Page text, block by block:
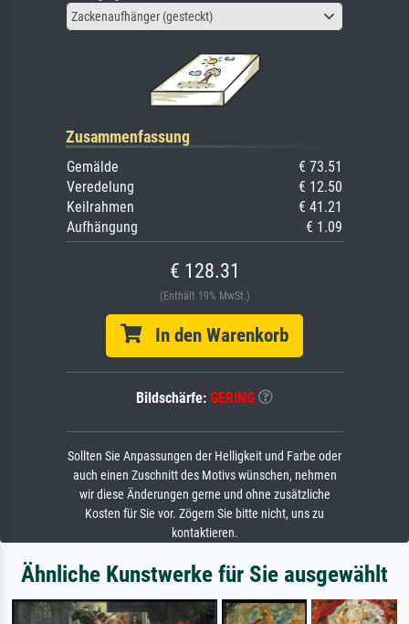
Zackenaufhänger (gesteckt)
Zusammenfassung
Gemälde
€ 73.51
Veredelung
€ 12.50
Keilrahmen
€ 41.21
Aufhängung
€ 1.09
€ 128.31
(Enthält 19% MwSt.)
In den Warenkorb
Bildschärfe: GERING
Sollten Sie Anpassungen der Helligkeit und Farbe oder
auch einen Zuschnitt des Motivs wünschen, nehmen
wir diese Änderungen gerne und ohne zusätzliche
Kosten für Sie vor. Zögern Sie bitte nicht, uns zu
kontaktieren.
Ähnliche Kunstwerke für Sie ausgewählt